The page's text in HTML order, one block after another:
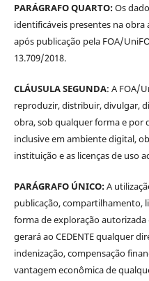
PARÁGRAFO QUARTO:Os
identificáveis presentes na
após publicação pela FOA/
13.709/2018.
CLÁUSULA SEGUNDA: A FOA/
reproduzir, distribuir, divulgar,
obra, sob qualquer forma e por
inclusive em ambiente digital,
instituição e as licenças de uso
PARÁGRAFO ÚNICO:A
publicação, compartilhamento,
forma de exploração
gerará ao CEDENTE qualquer
indenização, compensação
vantagem econômica de